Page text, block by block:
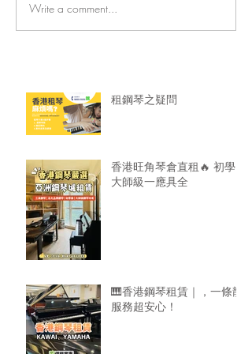
香港旺角琴倉直租🔥 初學
大師級一應具全
Write a comment...
租鋼琴之疑問
香港旺角琴倉直租🔥 初學
大師級一應具全
🎹香港鋼琴租賃｜，一條龍
服務超安心！